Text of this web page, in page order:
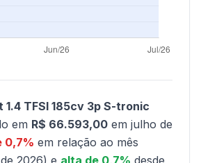
1.4 TFSI 185cv 3p S-tronic
em R$ 66.593,00 em julho de
0,7% em relação ao mês
2026) e alta de 0,7% desde